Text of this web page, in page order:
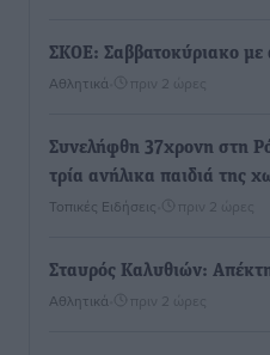
ΣΚΟΕ: Σαββατοκύριακο
Αθλητικά πριν 2 ώρες
Συνελήφθη 37χρονη στη
τρία ανήλικα παιδιά της
Τοπικές Ειδήσεις πριν 2 ώρες
Σταυρός Καλυθιών:
Αθλητικά πριν 2 ώρες